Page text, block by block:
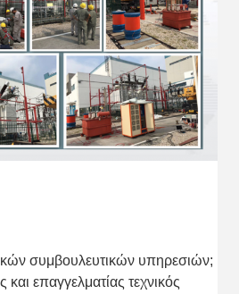
συμβουλευτικών υπηρεσιών;
επαγγελματίας τεχνικός